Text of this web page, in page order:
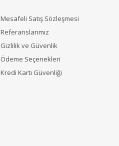
Mesafeli Satış Sözleşmesi
Referanslarımız
Gizlilik ve Güvenlik
Ödeme Seçenekleri
Kredi Kartı Güvenliği